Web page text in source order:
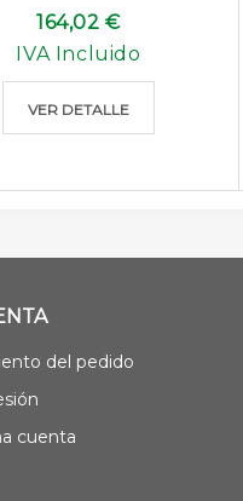
164,02 €
IVA Incluido
VER DETALLE
del pedido
cuenta